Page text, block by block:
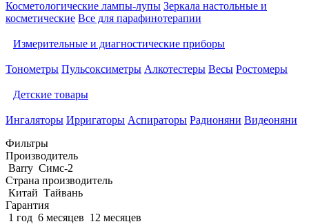
Косметологические лампы-лупы Зеркала настольные и
косметические Все для парафинотерапии
Измерительные и диагностические приборы
Тонометры Пульсоксиметры Алкотестеры Весы Ростомеры
Детские товары
Ингаляторы Ирригаторы Аспираторы Радионяни Видеоняни
Фильтры
Производитель
Barry Симс-2
Страна производитель
Китай Тайвань
Гарантия
1 год 6 месяцев 12 месяцев